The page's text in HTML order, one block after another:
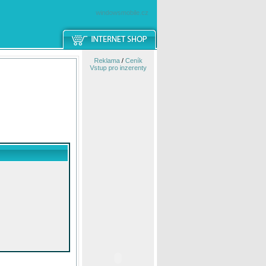
windowsmobile.cz
Reklama/ Ceník
Vstup pro inzerenty